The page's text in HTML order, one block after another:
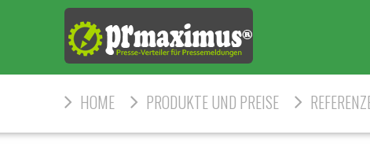
HOME PRODUKTE UND PREISE